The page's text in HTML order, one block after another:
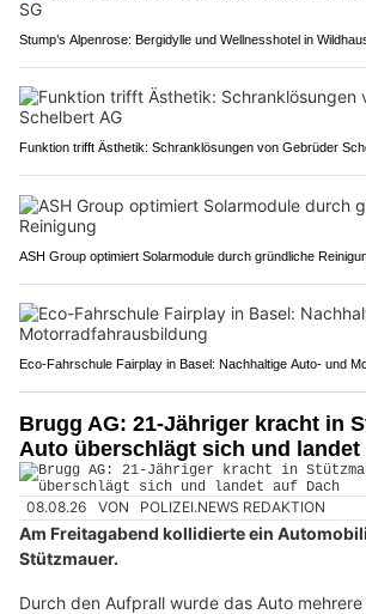
Stump’s Alpenrose: Bergidylle und Wellnesshotel in
Funktion trifft Ästhetik: Schranklösungen von Gebrüder
ASH Group optimiert Solarmodule durch gründliche
Eco-Fahrschule Fairplay in Basel: Nachhaltige Auto- und
Brugg AG: 21-Jähriger kracht in
Auto überschlägt sich und landet
08.08.26 VON POLIZEI.NEWS REDAKTION
Am Freitagabend kollidierte ein
Stützmauer.
Durch den Aufprall wurde das Auto